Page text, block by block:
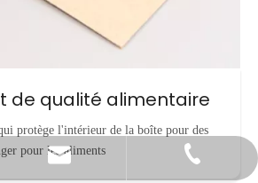
de qualité alimentaire
protège l'intérieur de la boîte pour des
pour les aliments
par WhatsApp
+86-15221732206